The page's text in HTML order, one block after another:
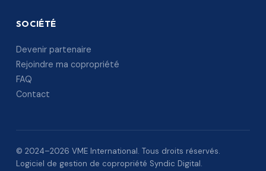
SOCIÉTÉ
Devenir partenaire
Rejoindre ma copropriété
FAQ
Contact
© 2024–2026 VME International. Tous droits réservés.
Logiciel de gestion de copropriété Syndic Digital.